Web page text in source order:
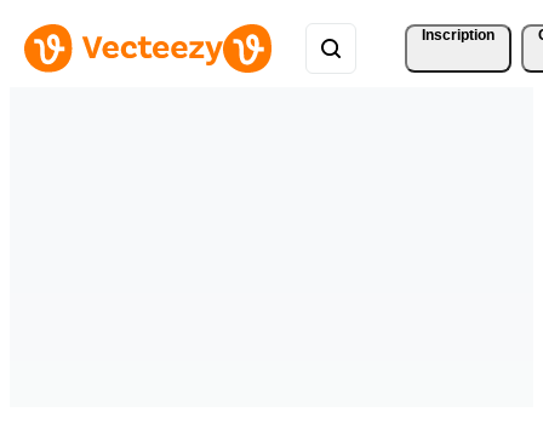
Inscription